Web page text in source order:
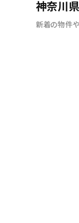
神奈川
新着の物件